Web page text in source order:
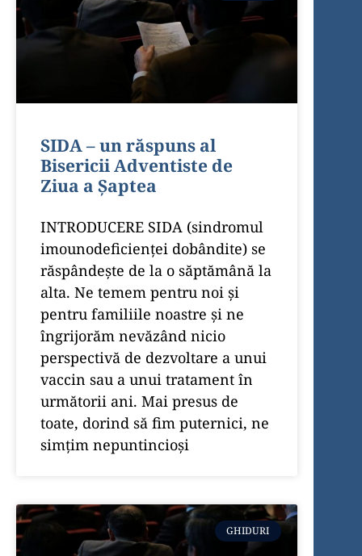
SIDA – un răspuns al
Bisericii Adventiste de
Ziua a Șaptea
INTRODUCERE SIDA (sindromul
imounodeficienței dobândite) se
răspândește de la o săptămână la
alta. Ne temem pentru noi și
pentru familiile noastre și ne
îngrijorăm nevăzând nicio
perspectivă de dezvoltare a unui
vaccin sau a unui tratament în
următorii ani. Mai presus de
toate, dorind să fim puternici, ne
simțim nepuntincioși
GHIDURI